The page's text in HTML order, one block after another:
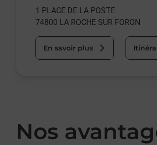
1 PLACE DE LA POSTE
74800 LA ROCHE SUR FORON
En savoir plus
Nos